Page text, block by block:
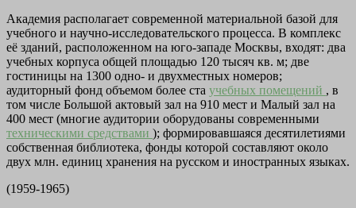
Академия располагает современной материальной базой для
учебного и научно-исследовательского процесса. В комплекс
её зданий, расположенном на юго-западе Москвы, входят: два
учебных корпуса общей площадью 120 тысяч кв. м; две
гостиницы на 1300 одно- и двухместных номеров;
аудиторный фонд объемом более ста учебных помещений , в
том числе Большой актовый зал на 910 мест и Малый зал на
400 мест (многие аудитории оборудованы современными
техническими средствами ); формировавшаяся десятилетиями
собственная библиотека, фонды которой составляют около
двух млн. единиц хранения на русском и иностранных языках.
(1959-1965)